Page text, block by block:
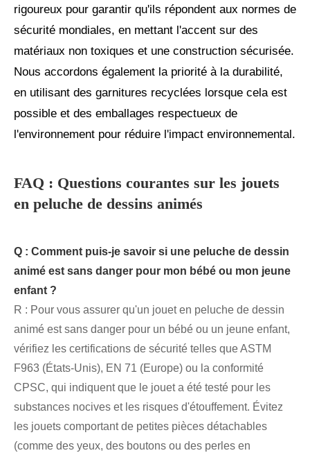
rigoureux pour garantir qu'ils répondent aux normes de
sécurité mondiales, en mettant l'accent sur des
matériaux non toxiques et une construction sécurisée.
Nous accordons également la priorité à la durabilité,
en utilisant des garnitures recyclées lorsque cela est
possible et des emballages respectueux de
l'environnement pour réduire l'impact environnemental.
FAQ : Questions courantes sur les jouets
en peluche de dessins animés
Q : Comment puis-je savoir si une peluche de dessin
animé est sans danger pour mon bébé ou mon jeune
enfant ?
R : Pour vous assurer qu'un jouet en peluche de dessin
animé est sans danger pour un bébé ou un jeune enfant,
vérifiez les certifications de sécurité telles que ASTM
F963 (États-Unis), EN 71 (Europe) ou la conformité
CPSC, qui indiquent que le jouet a été testé pour les
substances nocives et les risques d'étouffement. Évitez
les jouets comportant de petites pièces détachables
(comme des yeux, des boutons ou des perles en